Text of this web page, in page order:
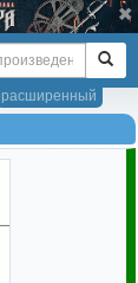
расширенный